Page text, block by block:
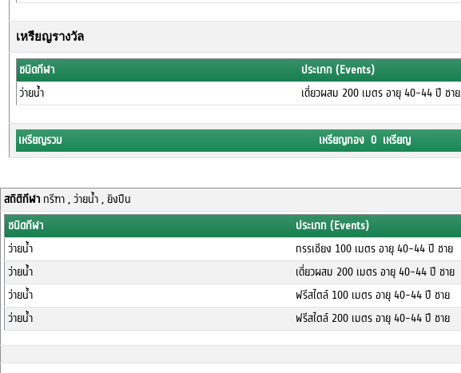
เหรียญรางวัล
ชนิดกีฬา ประเภท (Events)
ว่ายน้ำ
เดี่ยวผสม 200 เมตร อายุ 40-44 ปี ชาย
เหรียญรวม เหรียญทอง 0 เหรียญ
สถิติกีฬากรีฑา , ว่ายน้ำ , ยิงปืน
ชนิดกีฬา
ประเภท (Events)
ว่ายน้ำ
กรรเชียง 100 เมตร อายุ 40-44 ปี ชาย
ว่ายน้ำ
เดี่ยวผสม 200 เมตร อายุ 40-44 ปี ชาย
ว่ายน้ำ
ฟรีสไตล์ 100 เมตร อายุ 40-44 ปี ชาย
ว่ายน้ำ
ฟรีสไตล์ 200 เมตร อายุ 40-44 ปี ชาย